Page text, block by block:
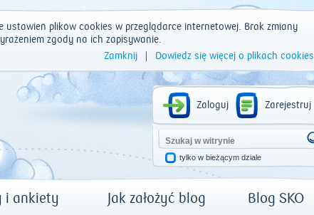
plików cookies w przeglądarce internetowej. Brak zmiany
zgody na ich zapisywanie.
Zamknij
Dowiedz się więcej o plikach cookies
Zaloguj Zarejestruj
tylko w bieżącym dziale
i ankiety Jak założyć blog Blog SKO